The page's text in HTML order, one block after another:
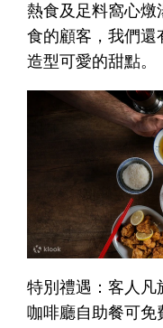
熱食及足料窩心
食的顧客，我們還
造型可愛的甜點。
特別禮遇：客人
咖啡廳自助餐可免